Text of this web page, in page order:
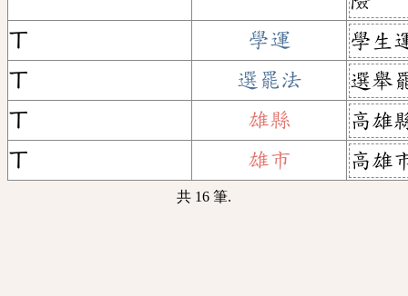
ㄒ
學運
學生
ㄒ
選罷法
選舉
ㄒ
雄縣
高雄
ㄒ
雄市 高雄
共 16 筆.